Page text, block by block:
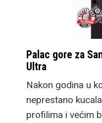
Palac gore za
Ultra
Nakon godina u
neprestano
profilima i većim